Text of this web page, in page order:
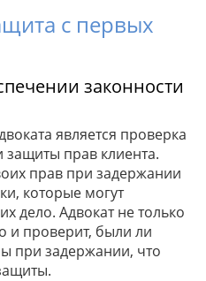
с первых
законности
является проверка
защиты прав клиента.
прав при задержании
которые могут
дело. Адвокат не только
и проверит, были ли
при задержании, что